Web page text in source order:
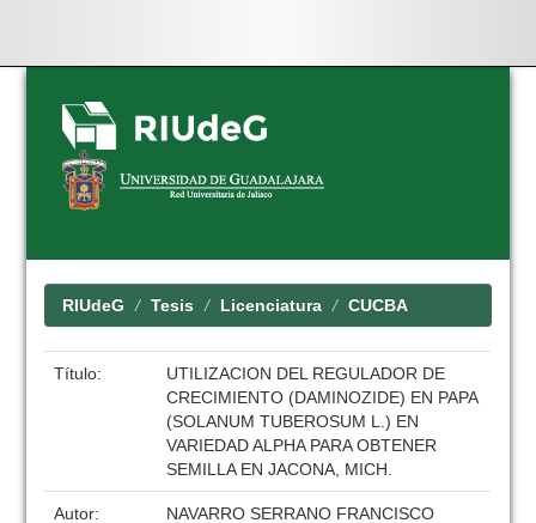
Skip
navigation
RIUdeG Tesis Licenciatura CUCBA
Título:
UTILIZACION DEL REGULADOR DE
CRECIMIENTO (DAMINOZIDE) EN PAPA
(SOLANUM TUBEROSUM L.) EN
VARIEDAD ALPHA PARA OBTENER
SEMILLA EN JACONA, MICH.
Autor:
NAVARRO SERRANO FRANCISCO